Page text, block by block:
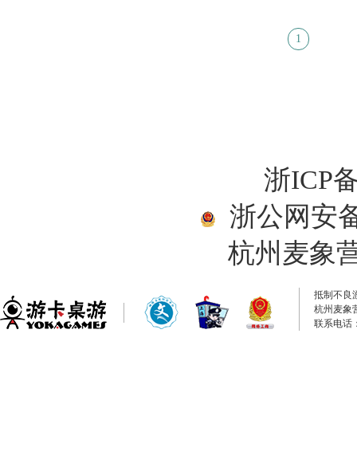
1
浙ICP
浙公网安
杭州麦象
抵制不良
杭州麦象
联系电话